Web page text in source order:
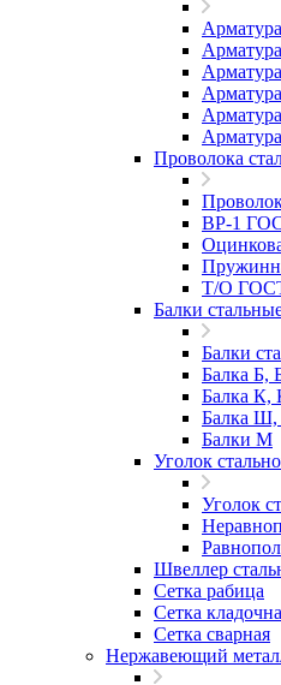
Проволока
ВР-1
Т/О
Балки
Балки
Балка Б,
Балка К,
Балка
Балки М
Уголок
Уголок
Швеллер
Сетка рабица
Сетка
Сетка сварная
Нержавеющий